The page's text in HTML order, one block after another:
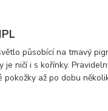
působící na tmavý
je ničí i s kořínky.
až po dobu